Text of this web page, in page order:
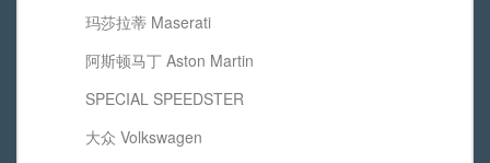
玛莎拉蒂 Maserati
阿斯顿马丁 Aston Martin
SPECIAL SPEEDSTER
大众 Volkswagen